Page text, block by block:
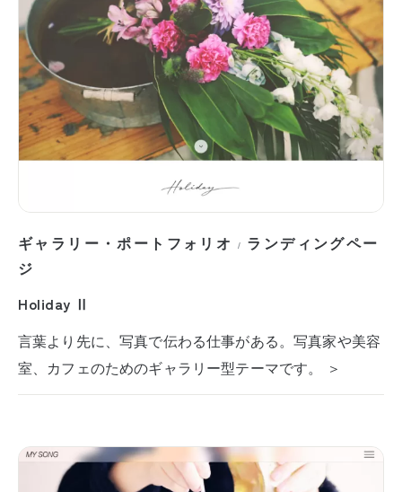
ギャラリー・ポートフォリオ / ランディングペー
ジ
Holiday Ⅱ
言葉より先に、写真で伝わる仕事がある。写真家や美容
室、カフェのためのギャラリー型テーマです。 ＞